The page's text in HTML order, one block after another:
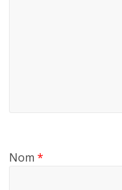
Nom*